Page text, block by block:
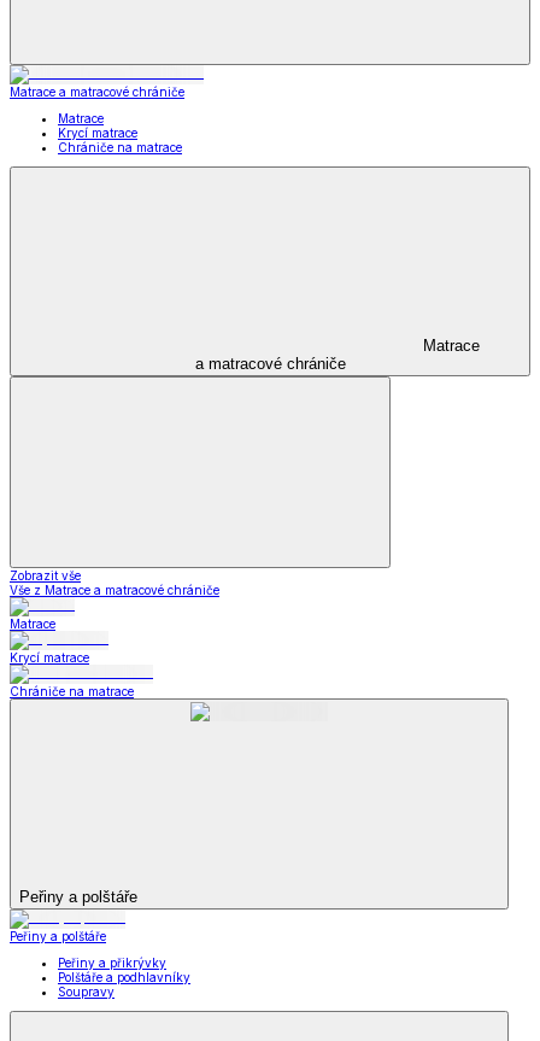
Matrace a matracové chrániče
Matrace
Krycí matrace
Chrániče na matrace
Matrace
a matracové chrániče
Zobrazit vše
Vše z Matrace a matracové chrániče
Matrace
Krycí matrace
Chrániče na matrace
Peřiny a polštáře
Peřiny a polštáře
Peřiny a přikrývky
Polštáře a podhlavníky
Soupravy